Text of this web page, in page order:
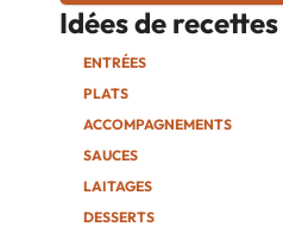
Idées de recettes
ENTRÉES
PLATS
ACCOMPAGNEMENTS
SAUCES
LAITAGES
DESSERTS